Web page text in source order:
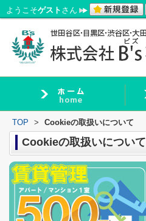
ようこそゲスト さん
TOP > Cookieの取扱いについて
Cookieの取扱いについて